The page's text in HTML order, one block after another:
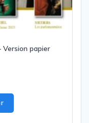
Version papier